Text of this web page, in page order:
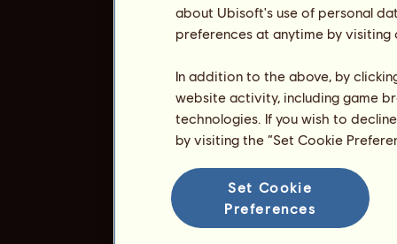
about Ubisoft's use of personal
preferences at anytime by
In addition to the above, by
website activity, including game
technologies. If you wish to
by visiting the “Set Cookie
Set Cookie
Preferences